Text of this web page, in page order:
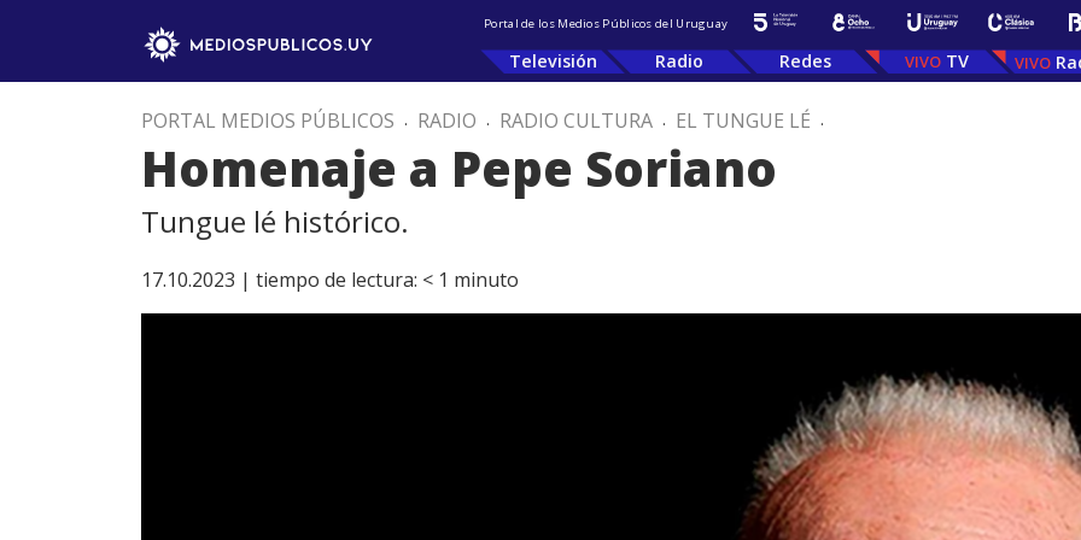
Portal de los Medios Públicos del Uruguay
Televisión Radio Redes TV
PORTAL MEDIOS PÚBLICOS . RADIO . RADIO CULTURA . EL TUNGUE LÉ .
Homenaje a Pepe Soriano
Tungue lé histórico.
17.10.2023 | tiempo de lectura: < 1 minuto